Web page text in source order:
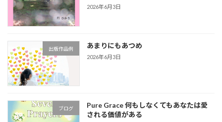
2026年6月3日
出版作品例 あまりにもあつめ
2026年6月3日
ブログ
Pure Grace 何もしなくてもあなたは愛
される価値がある